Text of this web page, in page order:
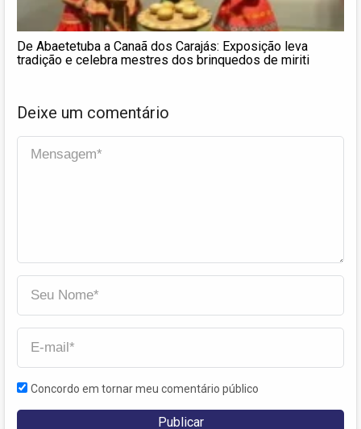
De Abaetetuba a Canaã dos Carajás: Exposição leva
tradição e celebra mestres dos brinquedos de miriti
Deixe um comentário
Concordo em tornar meu comentário público